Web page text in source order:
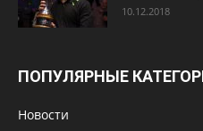
10.12.2018
ПОПУЛЯРНЫЕ
Новости